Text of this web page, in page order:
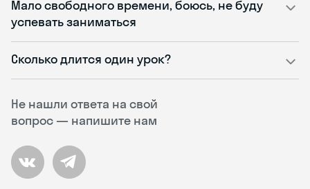
Не нашли ответа на свой
вопрос — напишите нам
Мало свободного времени, боюсь, не буду
успевать заниматься
Сколько длится один урок?